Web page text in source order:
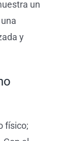
un
y
físico;